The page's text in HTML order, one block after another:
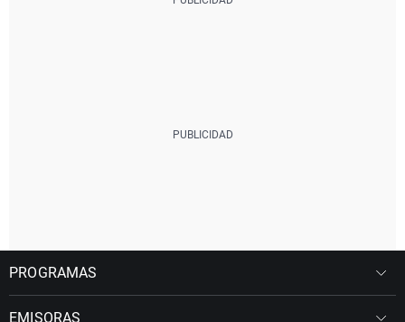
PROGRAMAS
EMISORAS